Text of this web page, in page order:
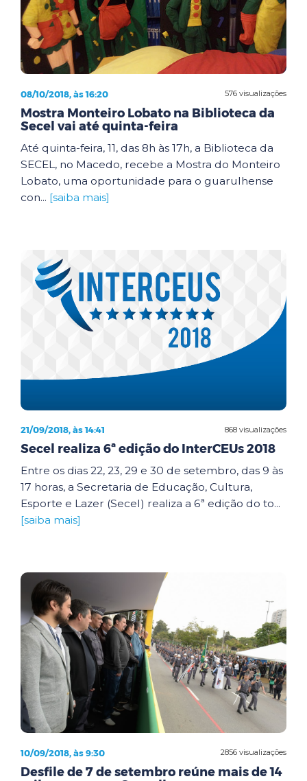
576 visualizações
08/10/2018, às 16:20
Mostra Monteiro Lobato na Biblioteca da
Secel vai até quinta-feira
Até quinta-feira, 11, das 8h às 17h, a Biblioteca da
SECEL, no Macedo, recebe a Mostra do Monteiro
Lobato, uma oportunidade para o guarulhense
con... [saiba mais]
868 visualizações
21/09/2018, às 14:41
Secel realiza 6ª edição do InterCEUs 2018
Entre os dias 22, 23, 29 e 30 de setembro, das 9 às
17 horas, a Secretaria de Educação, Cultura,
Esporte e Lazer (Secel) realiza a 6ª edição do to...
[saiba mais]
2856 visualizações
10/09/2018, às 9:30
Desfile de 7 de setembro reúne mais de 14